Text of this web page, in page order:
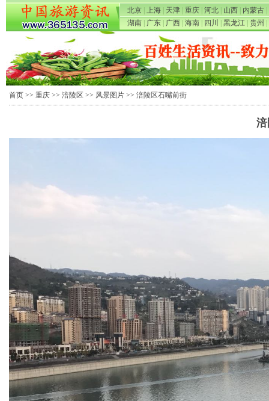
北京 上海 天津 重庆 河北 山西 内蒙古
湖南
广东 广西 海南 四川 黑龙江 贵州
首页 >> 重庆 >> 涪陵区 >> 风景图片 >> 涪陵区石嘴前街